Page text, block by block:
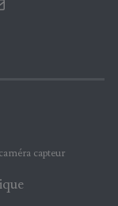
caméra capteur